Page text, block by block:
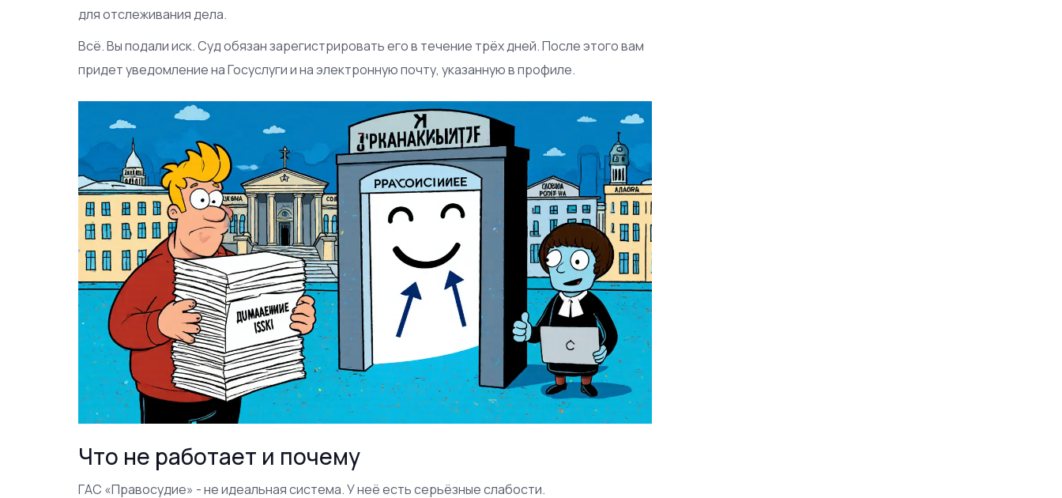
для отслеживания дела.
Всё. Вы подали иск. Суд обязан зарегистрировать его в течение трёх дней. После этого вам
придет уведомление на Госуслуги и на электронную почту, указанную в профиле.
Что не работает и почему
ГАС «Правосудие» - не идеальная система. У неё есть серьёзные слабости.